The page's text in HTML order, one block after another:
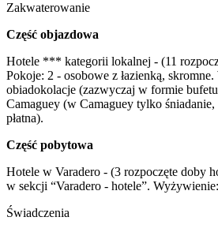
Zakwaterowanie
Część objazdowa
Hotele *** kategorii lokalnej - (11
Pokoje: 2 - osobowe z łazienką,
obiadokolacje (zazwyczaj w formie
Camaguey (w Camaguey tylko
płatna).
Część pobytowa
Hotele w Varadero - (3 rozpoczęte doby
w sekcji “Varadero - hotele”.
Świadczenia